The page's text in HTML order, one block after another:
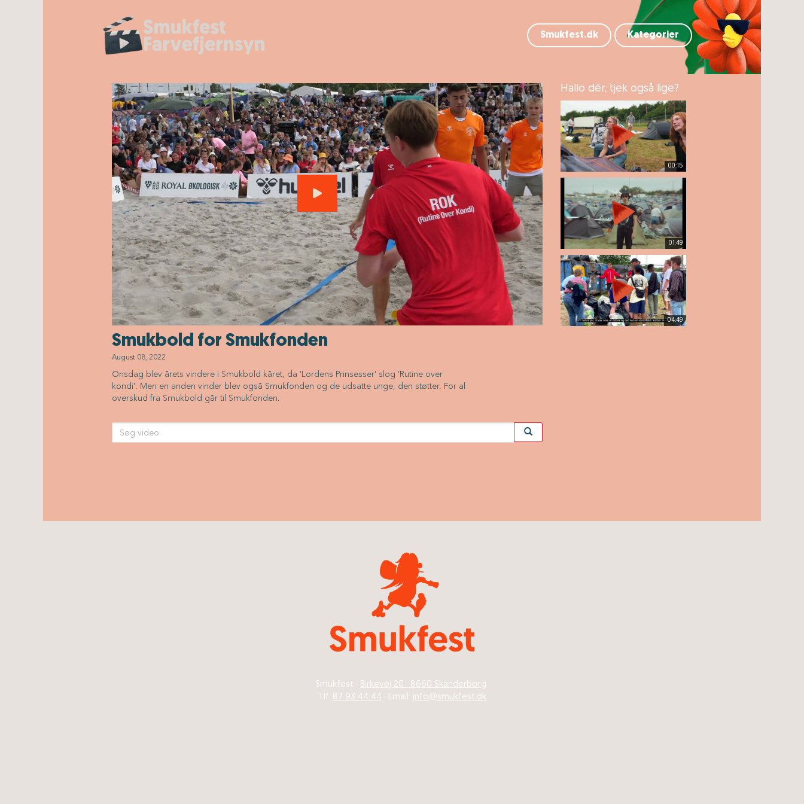
Smukfest.dk Kategorier
Smukbold for Smukfonden
August 08, 2022
Onsdag blev årets vindere i Smukbold kåret, da 'Lordens Prinsesser' slog 'Rutine over
kondi'. Men en anden vinder blev også Smukfonden og de udsatte unge, den støtter. For al
overskud fra Smukbold går til Smukfonden.
Hallo dér, tjek også lige?
00:15
01:49
04:49
Smukfest · Birkevej 20 · 8660 Skanderborg
Tlf. 87 93 44 44 · Email: info@smukfest.dk